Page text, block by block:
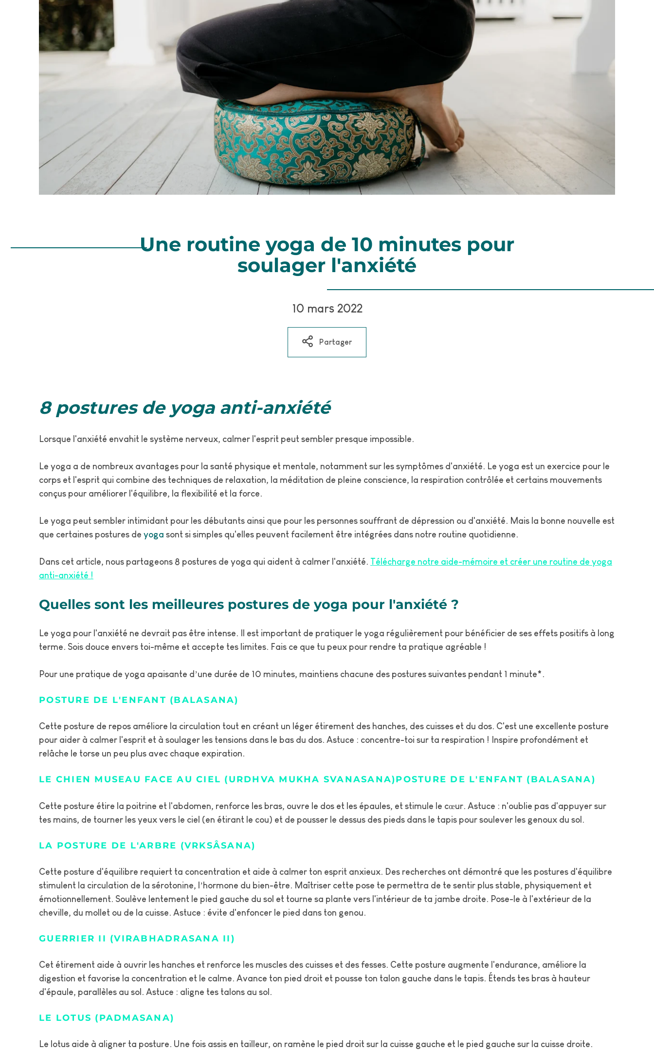
Une routine yoga de 10 minutes pour
soulager l'anxiété
··
10 mars 2022
Partager
8 postures de yoga anti-anxiété
Lorsque l'anxiété envahit le système nerveux, calmer l'esprit peut sembler presque impossible.
Le yoga a de nombreux avantages pour la santé physique et mentale, notamment sur les symptômes d'anxiété. Le yoga est un exercice pour le
corps et l'esprit qui combine des techniques de relaxation, la méditation de pleine conscience, la respiration contrôlée et certains mouvements
conçus pour améliorer l'équilibre, la flexibilité et la force.
Le yoga peut sembler intimidant pour les débutants ainsi que pour les personnes souffrant de dépression ou d'anxiété. Mais la bonne nouvelle est
que certaines postures de yoga sont si simples qu'elles peuvent facilement être intégrées dans notre routine quotidienne.
Dans cet article, nous partageons 8 postures de yoga qui aident à calmer l'anxiété. Télécharge notre aide-mémoire et créer une routine de yoga
anti-anxiété !
Quelles sont les meilleures postures de yoga pour l'anxiété ?
Le yoga pour l'anxiété ne devrait pas être intense. Il est important de pratiquer le yoga régulièrement pour bénéficier de ses effets positifs à long
terme. Sois douce envers toi-même et accepte tes limites. Fais ce que tu peux pour rendre ta pratique agréable !
Pour une pratique de yoga apaisante d’une durée de 10 minutes, maintiens chacune des postures suivantes pendant 1 minute*.
POSTURE DE L'ENFANT (BALASANA)
Cette posture de repos améliore la circulation tout en créant un léger étirement des hanches, des cuisses et du dos. C'est une excellente posture
pour aider à calmer l'esprit et à soulager les tensions dans le bas du dos. Astuce : concentre-toi sur ta respiration ! Inspire profondément et
relâche le torse un peu plus avec chaque expiration.
LE CHIEN MUSEAU FACE AU CIEL (URDHVA MUKHA SVANASANA)POSTURE DE L'ENFANT (BALASANA)
Cette posture étire la poitrine et l'abdomen, renforce les bras, ouvre le dos et les épaules, et stimule le cœur. Astuce : n'oublie pas d'appuyer sur
tes mains, de tourner les yeux vers le ciel (en étirant le cou) et de pousser le dessus des pieds dans le tapis pour soulever les genoux du sol.
LA POSTURE DE L'ARBRE (VRKSÂSANA)
Cette posture d'équilibre requiert ta concentration et aide à calmer ton esprit anxieux. Des recherches ont démontré que les postures d'équilibre
stimulent la circulation de la sérotonine, l’hormone du bien-être. Maîtriser cette pose te permettra de te sentir plus stable, physiquement et
émotionnellement. Soulève lentement le pied gauche du sol et tourne sa plante vers l'intérieur de ta jambe droite. Pose-le à l'extérieur de la
cheville, du mollet ou de la cuisse. Astuce : évite d'enfoncer le pied dans ton genou.
GUERRIER II (VIRABHADRASANA II)
Cet étirement aide à ouvrir les hanches et renforce les muscles des cuisses et des fesses. Cette posture augmente l'endurance, améliore la
digestion et favorise la concentration et le calme. Avance ton pied droit et pousse ton talon gauche dans le tapis. Étends tes bras à hauteur
d'épaule, parallèles au sol. Astuce : aligne tes talons au sol.
LE LOTUS (PADMASANA)
Le lotus aide à aligner ta posture. Une fois assis en tailleur, on ramène le pied droit sur la cuisse gauche et le pied gauche sur la cuisse droite.